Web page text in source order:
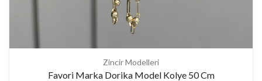
Zincir Modelleri
Favori Marka Dorika Model Kolye 50 Cm